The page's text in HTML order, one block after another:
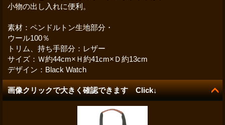
小物の出し入れに便利。
素材：ペンドルトン生地部分・
ウール100％
トリム、持ち手部分：レザー
サイズ：Ｗ約44cm×Ｈ約41cm×Ｄ約13cm
デザイン：Black Watch
画像クリックで大きく確認できます Click↓